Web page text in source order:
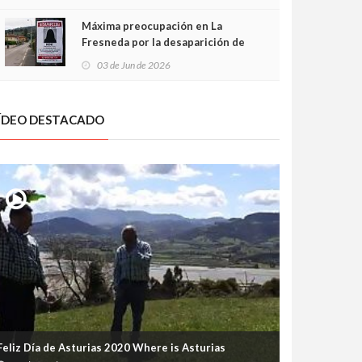
Máxima preocupación en La
Fresneda por la desaparición de
03 de Jun de 2026
DESTACADO
Día de Asturias 2020 Where is Asturias